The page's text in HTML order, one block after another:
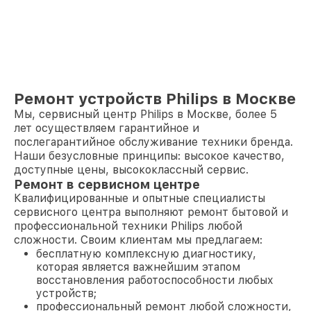
Ремонт устройств Philips в Москве
Мы, сервисный центр Philips в Москве, более 5
лет осуществляем гарантийное и
послегарантийное обслуживание техники бренда.
Наши безусловные принципы: высокое качество,
доступные цены, высококлассный сервис.
Ремонт в сервисном центре
Квалифицированные и опытные специалисты
сервисного центра выполняют ремонт бытовой и
профессиональной техники Philips любой
сложности. Своим клиентам мы предлагаем:
бесплатную комплексную диагностику,
которая является важнейшим этапом
восстановления работоспособности любых
устройств;
профессиональный ремонт любой сложности,